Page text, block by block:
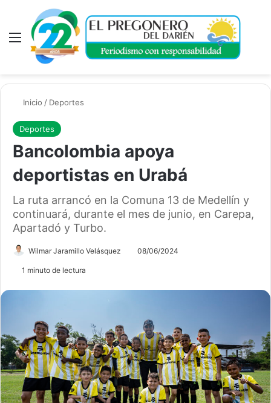
Menú
Inicio / Deportes
Deportes
Bancolombia apoya
deportistas en Urabá
La ruta arrancó en la Comuna 13 de Medellín y
continuará, durante el mes de junio, en Carepa,
Apartadó y Turbo.
Wilmar Jaramillo Velásquez 08/06/2024
1 minuto de lectura